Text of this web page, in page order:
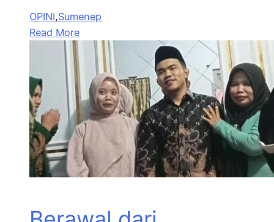
OPINI,Sumenep
Read More